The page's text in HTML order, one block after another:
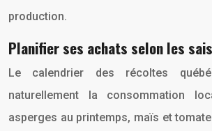
production.
Planifier ses achats selon les
Le calendrier des récoltes
naturellement la consommation
asperges au printemps, maïs et